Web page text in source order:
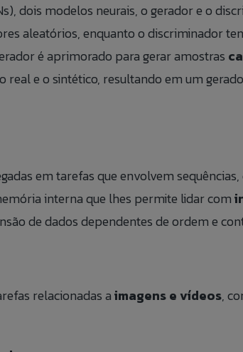
dois modelos neurais, o gerador e o
aleatórios, enquanto o discriminador
é aprimorado para gerar amostras
e o sintético, resultando em um
em tarefas que envolvem
interna que lhes permite lidar com
de dados dependentes de ordem e
relacionadas aimagens e vídeos,
Preencha as
fins de relacionamento e ações de seleção para vaga.